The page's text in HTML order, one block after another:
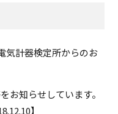
器検定所からのお
お知らせしています。
】